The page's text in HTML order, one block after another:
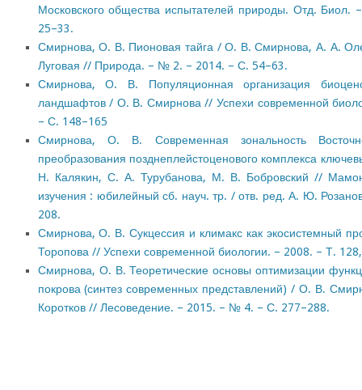
Московского общества испытателей природы. Отд.
25–33.
Смирнова, О. В. Пионовая тайга / О. В. Смирнова, А. А.
Луговая // Природа. – № 2. – 2014. – С. 54–63.
Смирнова, О. В. Популяционная организация
ландшафтов / О. В. Смирнова // Успехи современной
– С. 148–165
Смирнова, О. В. Современная зональность
преобразования позднеплейстоценового комплекса
Н. Калякин, С. А. Турубанова, М. В. Бобровский //
изучения : юбилейный сб. науч. тр. / отв. ред. А. Ю.
208.
Смирнова, О. В. Сукцессия и климакс как экосистемный
Торопова // Успехи современной биологии. – 2008. – Т.
Смирнова, О. В. Теоретические основы оптимизации
покрова (синтез современных представлений) / О. В.
Коротков // Лесоведение. – 2015. – № 4. – С. 277–288.